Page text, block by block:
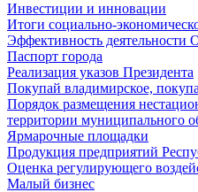
Инвестиции и инновации
Итоги социально-
Эффективность
Паспорт города
Реализация указов Президента
Покупай владимирское,
Порядок размещения
территории муниципального
Ярмарочные площадки
Продукция предприятий
Оценка регулирующего
Малый бизнес